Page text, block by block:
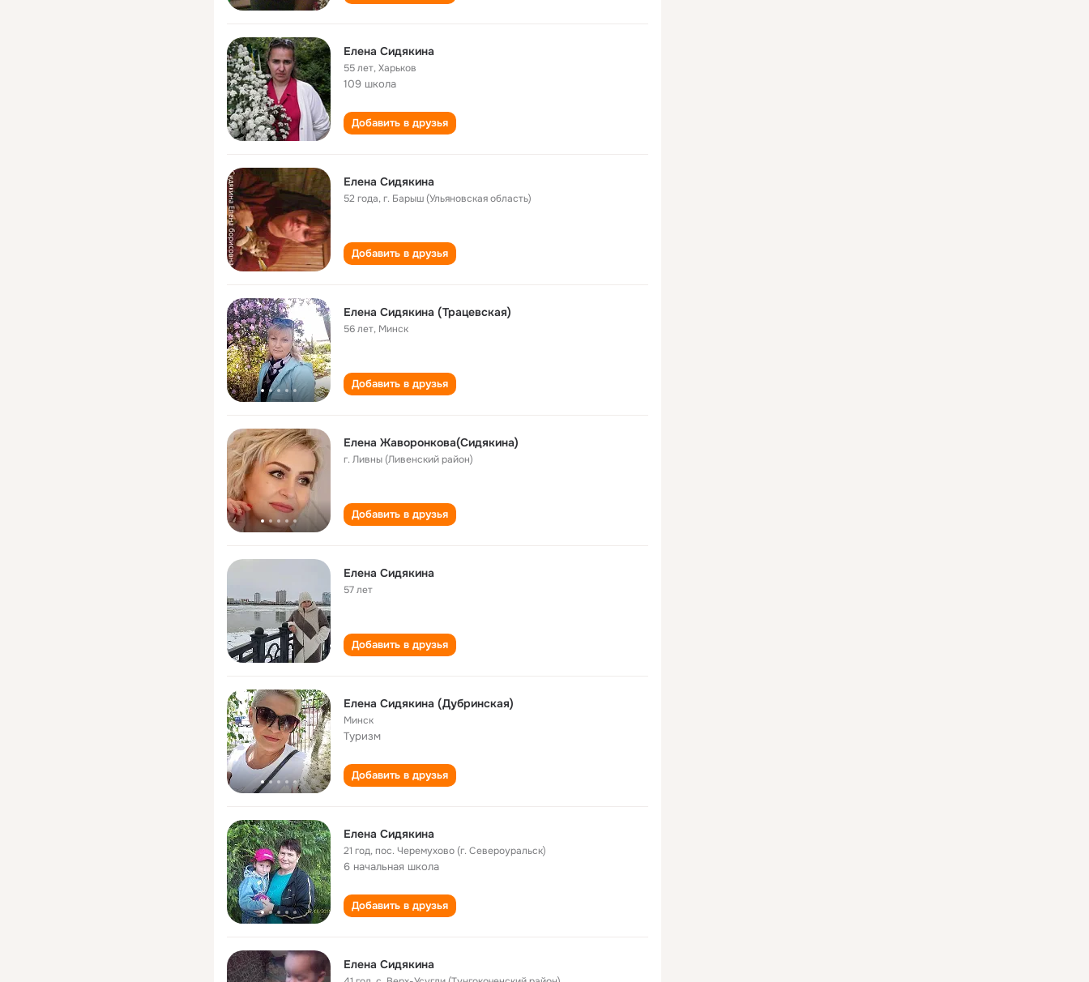
Елена Сидякина
55 лет,Харьков
109 школа
Добавить в друзья
Елена Сидякина
52 года,г. Барыш (Ульяновская область)
Добавить в друзья
Елена Сидякина (Трацевская)
56 лет, Минск
Добавить в друзья
Елена Жаворонкова(Сидякина)
г. Ливны (Ливенский район)
Добавить в друзья
Елена Сидякина
57 лет
Добавить в друзья
Елена Сидякина (Дубринская)
Минск
Туризм
Добавить в друзья
Елена Сидякина
21 год,пос. Черемухово (г. Североуральск)
6 начальная школа
Добавить в друзья
Елена Сидякина